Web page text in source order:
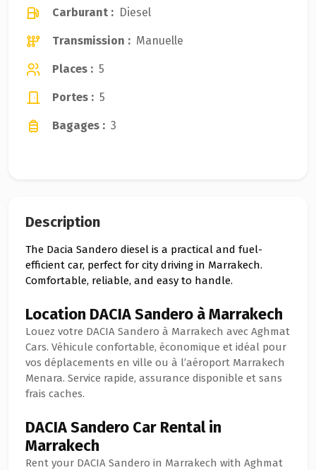
Carburant : Diesel
Transmission : Manuelle
Places : 5
Portes : 5
Bagages : 3
Description
The Dacia Sandero diesel is a practical and fuel-
efficient car, perfect for city driving in Marrakech.
Comfortable, reliable, and easy to handle.
Location DACIA Sandero à Marrakech
Louez votre DACIA Sandero à Marrakech avec Aghmat
Cars. Véhicule confortable, économique et idéal pour
vos déplacements en ville ou à l’aéroport Marrakech
Menara. Service rapide, assurance disponible et sans
frais caches.
DACIA Sandero Car Rental in
Marrakech
Rent your DACIA Sandero in Marrakech with Aghmat